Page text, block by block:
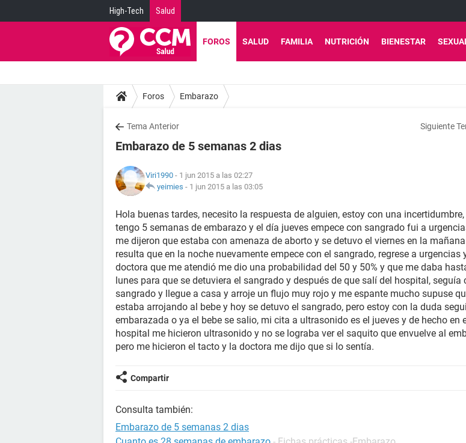
High-Tech Salud
FOROS SALUD FAMILIA NUTRICIÓN BIENESTAR
Foros Embarazo
Tema Anterior Siguiente
Embarazo de 5 semanas 2 dias
Viri1990 - 1 jun 2015 a las 02:27
yeimies - 1 jun 2015 a las 03:05
Hola buenas tardes, necesito la respuesta de alguien, estoy con una incertidumbre,
tengo 5 semanas de embarazo y el día jueves empece con sangrado fui a
me dijeron que estaba con amenaza de aborto y se detuvo el viernes en la
resulta que en la noche nuevamente empece con el sangrado, regrese a urgencias
doctora que me atendió me dio una probabilidad del 50 y 50% y que me daba
lunes para que se detuviera el sangrado y después de que salí del hospital, seguía
sangrado y llegue a casa y arroje un flujo muy rojo y me espante mucho supuse
estaba arrojando al bebe y hoy se detuvo el sangrado, pero estoy con la duda
embarazada o ya el bebe se salio, mi cita a ultrasonido es el jueves y de hecho en
hospital me hicieron ultrasonido y no se lograba ver el saquito que envuelve al
pero me hicieron el tacto y la doctora me dijo que si lo sentía.
Compartir
Consulta también:
Embarazo de 5 semanas 2 dias